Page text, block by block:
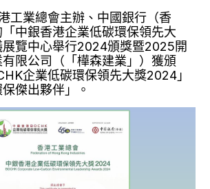
工業總會主辦、中國銀行（香
中銀香港企業低碳環保領先大
覽中心舉行2024頒獎暨2025開
限公司（「樺森建業」）獲頒
企業低碳環保領先大獎2024」
傑出夥伴」。